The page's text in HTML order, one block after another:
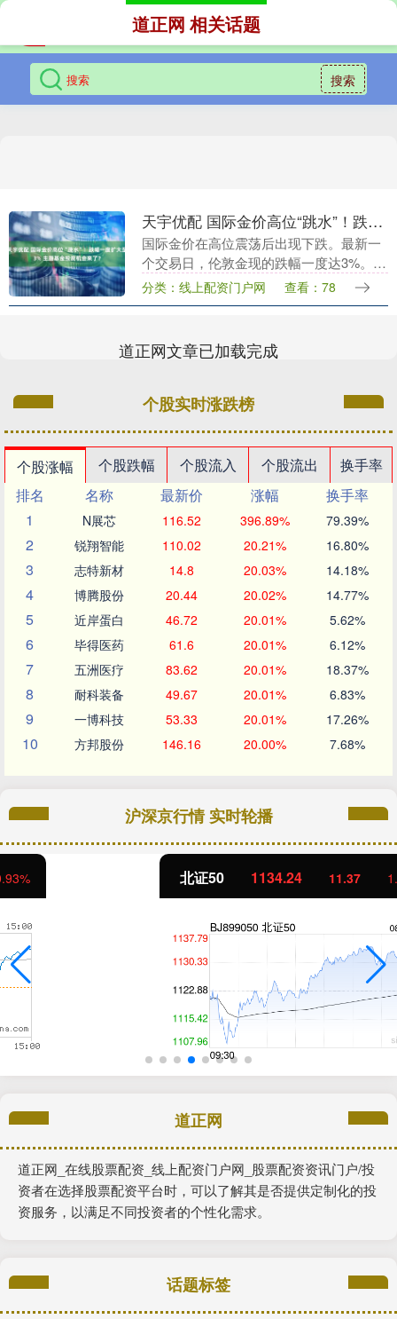
搜索
道正网 相关话题
天宇优配 国际金价高位“跳水”！跌幅一度扩大至3% 主题基金投资机会来了？
国际金价在高位震荡后出现下跌。最新一
个交易日，伦敦金现的跌幅一度达3%。而
在前一个交易日，伦敦金现价格刚突破历
史新高，COMEX黄金价格更一度站上
分类：线上配资门户网 查看：78
道正网文章已加载完成
个股实时涨跌榜
个股涨幅 个股跌幅 个股流入 个股流出
换手率
排名
名称 最新价 涨幅
换手率
1
N展芯 116.52 396.89% 79.39%
2 锐翔智能 110.02 20.21% 16.80%
3 志特新材 14.8 20.03% 14.18%
4 博腾股份 20.44 20.02% 14.77%
5 近岸蛋白 46.72 20.01% 5.62%
6 毕得医药 61.6 20.01% 6.12%
7 五洲医疗 83.62 20.01% 18.37%
8 耐科装备 49.67 20.01% 6.83%
9 一博科技 53.33 20.01% 17.26%
10 方邦股份 146.16 20.00% 7.68%
沪深京行情 实时轮播
1134.24 11.37 1.01%
道正网
道正网_在线股票配资_线上配资门户网_股票配资资讯门户/投
资者在选择股票配资平台时，可以了解其是否提供定制化的投
资服务，以满足不同投资者的个性化需求。
话题标签